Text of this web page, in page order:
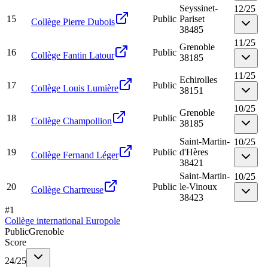
15 Collège Pierre Dubois Public
Seyssinet-
Pariset
38485
12/25
16 Collège Fantin Latour Public
Grenoble
38185
11/25
17 Collège Louis Lumière Public
Echirolles
38151
11/25
18 Collège Champollion Public
Grenoble
38185
10/25
19 Collège Fernand Léger Public
Saint-Martin-
d'Hères
38421
10/25
20 Collège Chartreuse Public
Saint-Martin-
le-Vinoux
38423
10/25
#1
Collège international Europole
PublicGrenoble
Score
24/25